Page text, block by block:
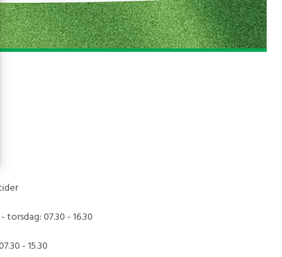
torsdag: 07.30 - 16.30
- 15.30